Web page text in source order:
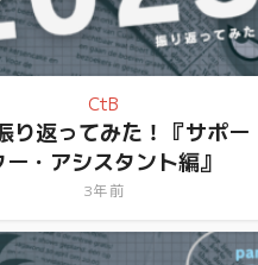
CtB
り返ってみた！『サポー
ー・アシスタント編』
3年 前